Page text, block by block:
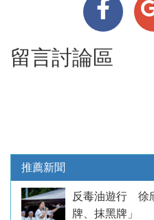
留言討論區
推薦新聞
反毒油遊行 徐
牌、抹黑牌」